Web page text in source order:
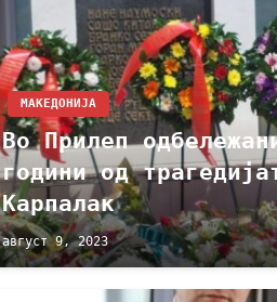
МАКЕДОНИЈА
Во Прилеп
години од
Карпалак
август 9, 2023